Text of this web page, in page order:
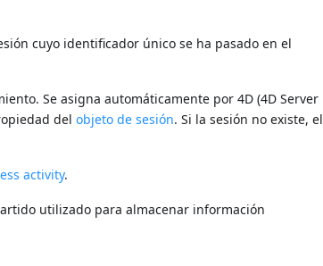
cuyo identificador único se ha pasado en el
Se asigna automáticamente por 4D (4D Server
delobjeto de sesión. Si la sesión no existe, el
activity.
utilizado para almacenar información